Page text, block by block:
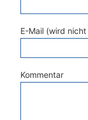
E-Mail (wird
Kommentar